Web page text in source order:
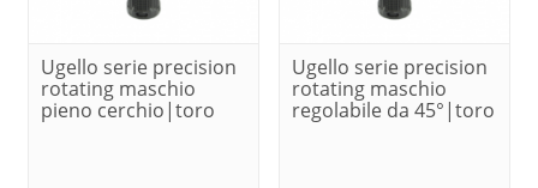
Ugello serie precision
rotating maschio
pieno cerchio|toro
Ugello serie precision
rotating maschio
regolabile da 45°|toro